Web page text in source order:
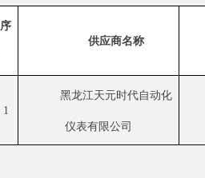
序
供应商名称
1
黑龙江天元时代自动化
仪表有限公司